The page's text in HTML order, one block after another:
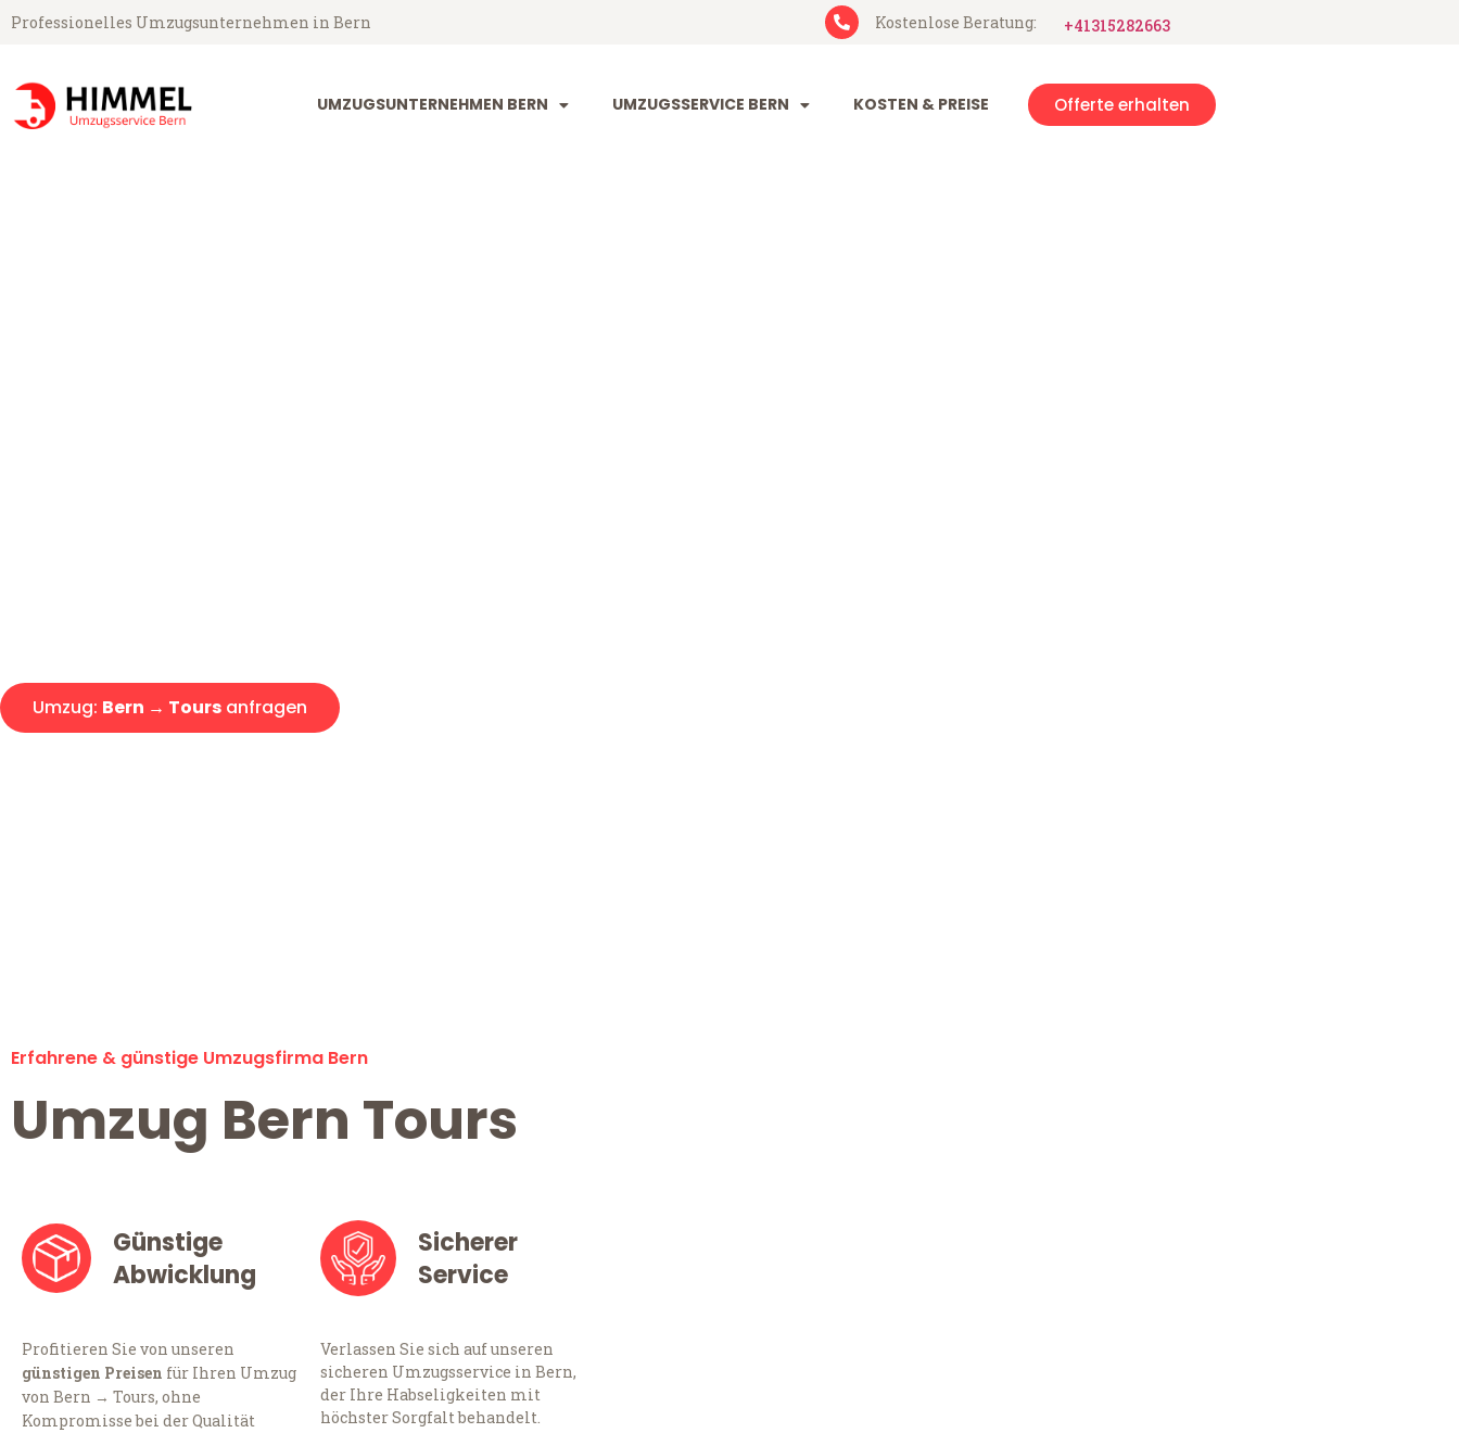
Professionelles Umzugsunternehmen in Bern Kostenlose Beratung: +41315282663
UMZUGSUNTERNEHMEN BERN UMZUGSSERVICE BERN KOSTEN & PREISE Offerte erhalten
Umzug: Bern → Tours anfragen
Erfahrene & günstige Umzugsfirma Bern
Umzug Bern Tours
Günstige
Abwicklung
Profitieren Sie von unseren
günstigen Preisen für Ihren Umzug
von Bern → Tours, ohne
Kompromisse bei der Qualität
Sicherer
Service
Verlassen Sie sich auf unseren
sicheren Umzugsservice in Bern,
der Ihre Habseligkeiten mit
höchster Sorgfalt behandelt.